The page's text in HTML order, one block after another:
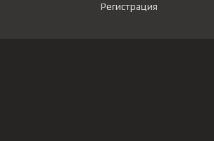
Регистрация